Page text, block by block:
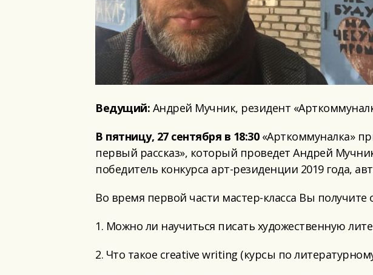
Ведущий: Андрей Мучник, резидент
В пятницу, 27 сентября в 18:30«Арткоммуналка»
первый рассказ», который проведет Андрей
победитель конкурса арт-резиденции 2019 года,
Во время первой части мастер-класса Вы
1. Можно ли научиться писать художественную
2. Что такое creative writing (курсы по